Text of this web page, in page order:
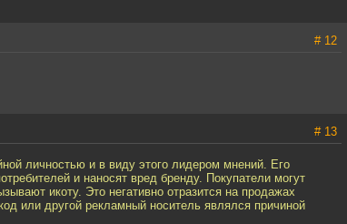
# 12
# 13
личностью и в виду этого лидером мнений. Его
и наносят вред бренду. Покупатели могут
икоту. Это негативно отразится на продажах
или другой рекламный носитель являлся причиной